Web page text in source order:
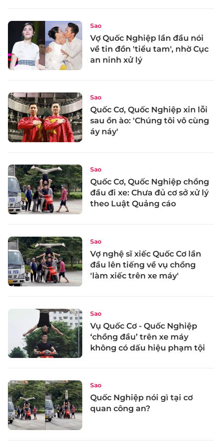
Sao
Vợ Quốc Nghiệp lần đầu nói
về tin đồn 'tiểu tam', nhờ Cục
an ninh xử lý
Sao
Quốc Cơ, Quốc Nghiệp xin lỗi
sau ồn ào: 'Chúng tôi vô cùng
áy náy'
Sao
Quốc Cơ, Quốc Nghiệp chồng
đầu đi xe: Chưa đủ cơ sở xử lý
theo Luật Quảng cáo
Sao
Vợ nghệ sĩ xiếc Quốc Cơ lần
đầu lên tiếng về vụ chồng
'làm xiếc trên xe máy'
Sao
Vụ Quốc Cơ - Quốc Nghiệp
‘chồng đầu’ trên xe máy
không có dấu hiệu phạm tội
Sao
Quốc Nghiệp nói gì tại cơ
quan công an?